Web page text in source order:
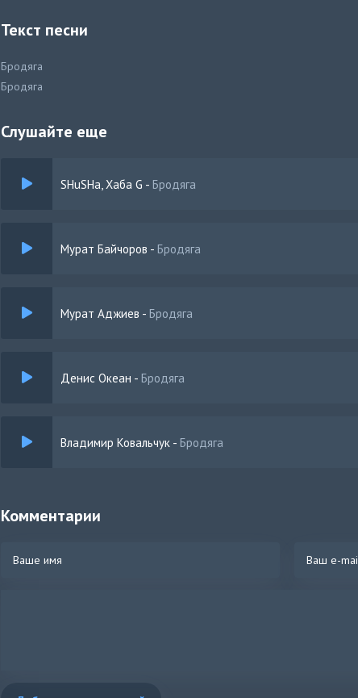
Текст песни
Бродяга
Бродяга
Слушайте еще
SHuSHa, Хаба G - Бродяга
Мурат Байчоров - Бродяга
Мурат Аджиев - Бродяга
Денис Океан - Бродяга
Владимир Ковальчук - Бродяга
Комментарии